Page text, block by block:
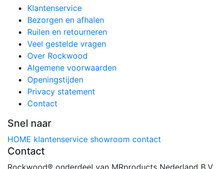
Klantenservice
Bezorgen en afhalen
Ruilen en retourneren
Veel gestelde vragen
Over Rockwood
Algemene voorwaarden
Openingstijden
Privacy statement
Contact
Snel naar
HOME klantenservice showroom contact
Contact
Rockwood® onderdeel van MRproducts Nederland B.V.